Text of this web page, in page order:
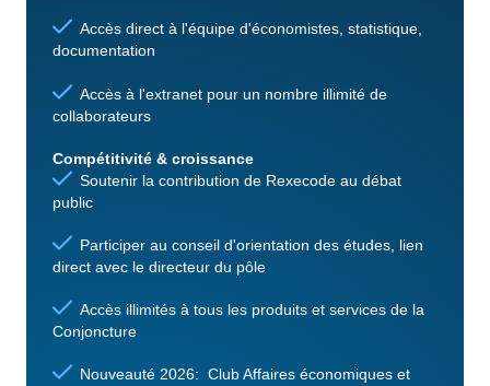
Accès direct à l'équipe d'économistes, statistique,
documentation
Accès à l'extranet pour un nombre illimité de
collaborateurs
Compétitivité & croissance
Soutenir la contribution de Rexecode au débat
public
Participer au conseil d'orientation des études, lien
direct avec le directeur du pôle
Accès illimités à tous les produits et services de la
Conjoncture
Nouveauté 2026: Club Affaires économiques et